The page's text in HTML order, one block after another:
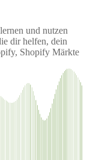
und nutzen
dir helfen, dein
Shopify Märkte